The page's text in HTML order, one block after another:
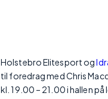
Holstebro Elitesport og
til foredrag med Chris
kl. 19.00 – 21.00 i hallen